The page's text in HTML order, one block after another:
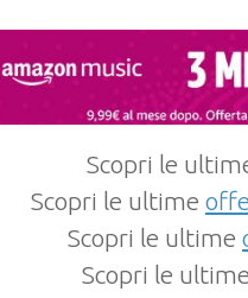
Scopri le
Scopri le ultime
Scopri le ultime
Scopri le ultime